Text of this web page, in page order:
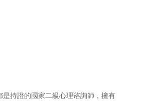
持證的國家二級心理谘詢師，擁有